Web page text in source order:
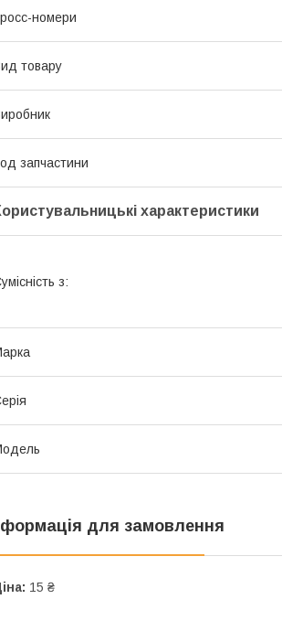
номери
товару
запчастини
характеристики
з:
для замовлення
15 ₴